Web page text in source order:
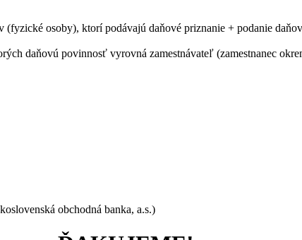
osoby), ktorí podávajú daňové priznanie + podanie
daňovú povinnosť vyrovná zamestnávateľ (zamestnanec
obchodná banka, a.s.)